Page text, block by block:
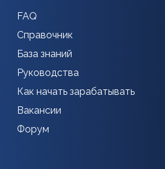
FAQ
Справочник
База знаний
Руководства
Как начать зарабатывать
Вакансии
Форум